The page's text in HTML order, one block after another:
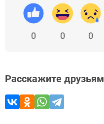
0 0 0
Расскажите друзьям